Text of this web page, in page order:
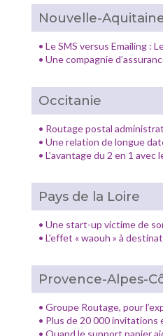
Nouvelle-
• Le SMS versus Emailing :
• Une compagnie
Occitanie
• Routage postal
• Une relation de longue
• L’avantage du 2 en 1 avec
Pays de la Loire
• Une start-up victime de
• L'effet « waouh » à
Provence-Alpes-
• Groupe Routage, pour
• Plus de 20 000 invitations